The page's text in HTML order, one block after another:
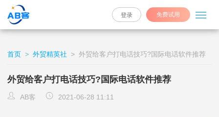
免费试用
登录
首页 > 外贸精英社 > 外贸给客户打电话技巧?国际电话软件推荐
外贸给客户打电话技巧?国际电话软件推荐
AB客 2021-06-28 11:11